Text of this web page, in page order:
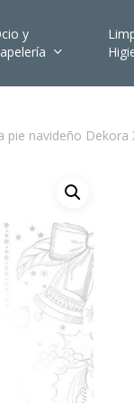
y
pie navideño Dekora